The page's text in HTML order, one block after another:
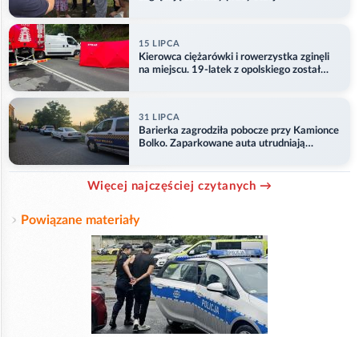
15 LIPCA
Kierowca ciężarówki i rowerzystka zginęli
na miejscu. 19-latek z opolskiego został
31 LIPCA
Barierka zagrodziła pobocze przy Kamionce
Bolko. Zaparkowane auta utrudniają
Więcej najczęściej czytanych →
Powiązane materiały